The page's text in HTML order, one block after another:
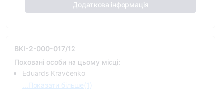
Додаткова інформація
BKI-2-000-017/12
Поховані особи на цьому місці:
Eduards Kravčenko
...Показати більше(1)